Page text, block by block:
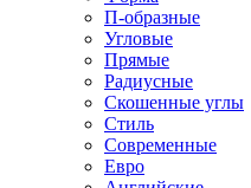
П-образные
Угловые
Прямые
Радиусные
Скошенные углы
Стиль
Современные
Евро